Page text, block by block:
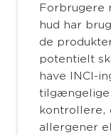
Forbrugere
hud har
de
potentielt
have INCI-
tilgængelige
kontrollere,
allergener